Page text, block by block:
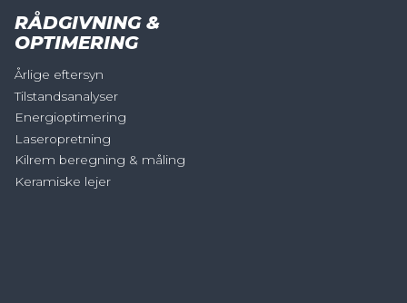
RÅDGIVNING &
OPTIMERING
Årlige eftersyn
Tilstandsanalyser
Energioptimering
Laseropretning
Kilrem beregning & måling
Keramiske lejer